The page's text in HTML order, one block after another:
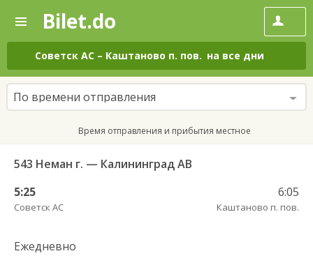
—
Поиск
и
покупка
билетов
на
автобус
онлайн
Bilet.do
Советск АС – Каштаново п. пов. на все дни
По времени отправления
Время отправления и прибытия местное
543 Неман г. — Калининград АВ
5:25
Советск АС
6:05
Каштаново п. пов.
Ежедневно